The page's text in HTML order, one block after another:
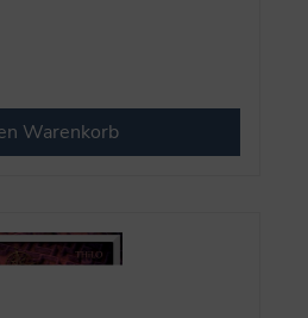
Warenkorb